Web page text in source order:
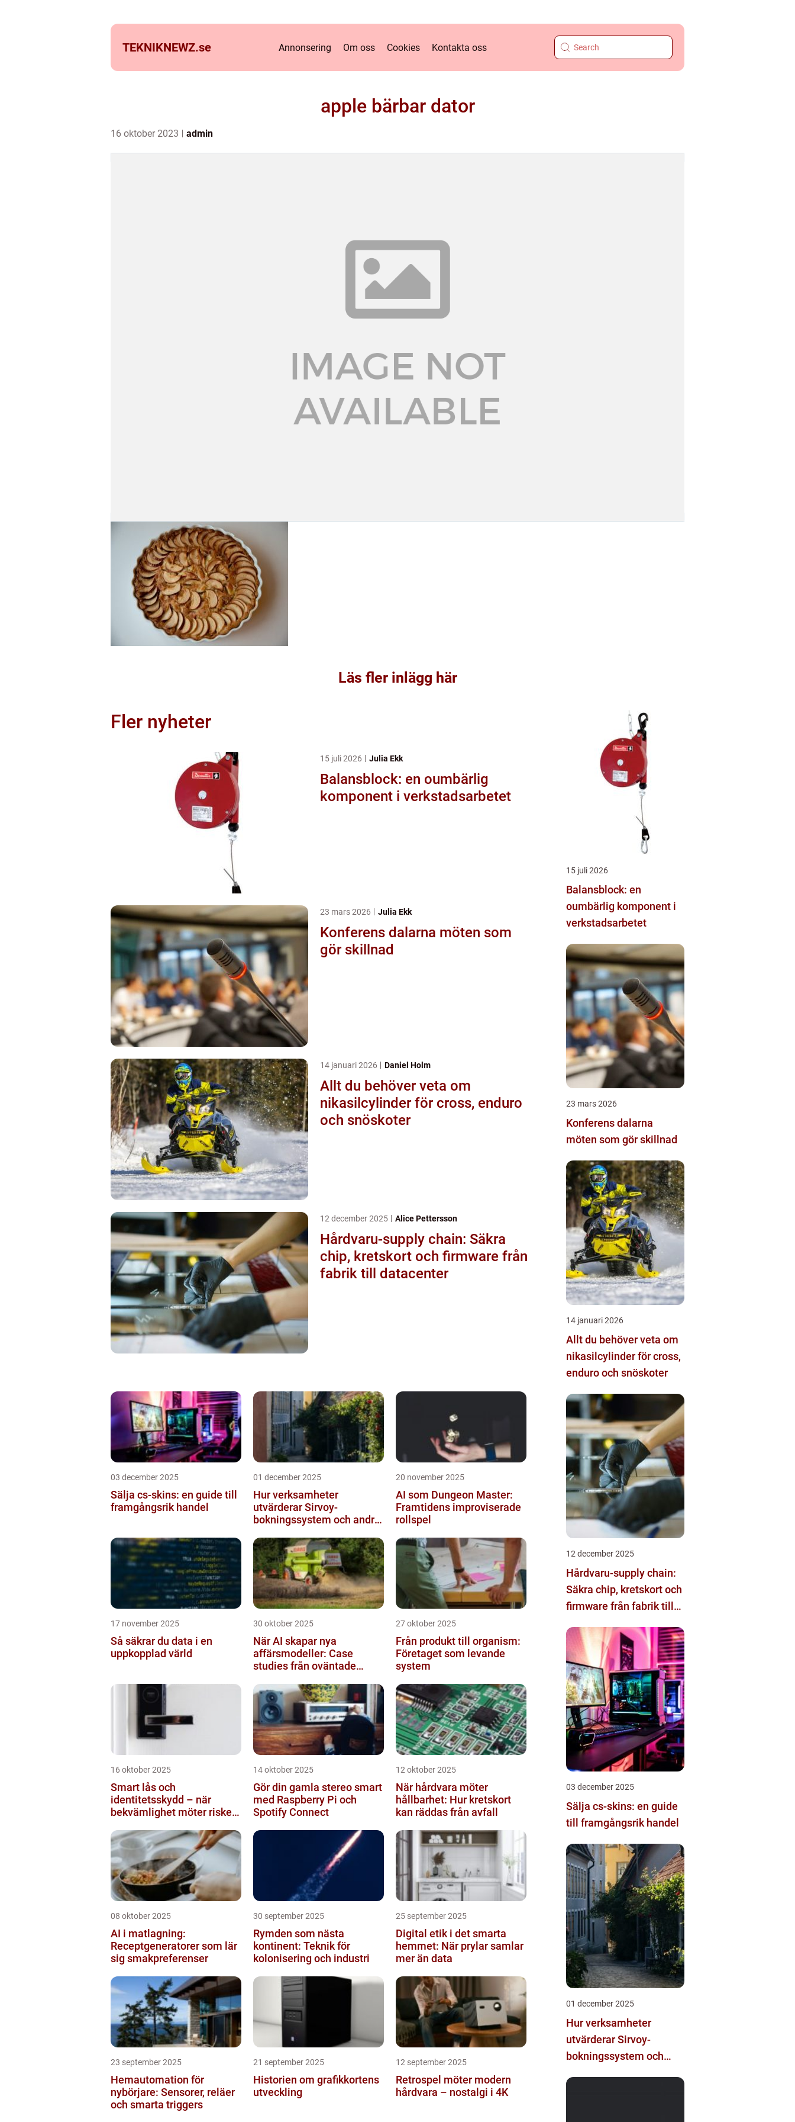
TEKNIKNEWZ.se Annonsering Om oss Cookies Kontakta oss
apple bärbar dator
16 oktober 2023 admin
Läs fler inlägg här
Fler nyheter
15 juli 2026 Julia Ekk
Balansblock: en oumbärlig
komponent i verkstadsarbetet
23 mars 2026 Julia Ekk
Konferens dalarna möten som
gör skillnad
14 januari 2026 Daniel Holm
Allt du behöver veta om
nikasilcylinder för cross, enduro
och snöskoter
12 december 2025 Alice Pettersson
Hårdvaru-supply chain: Säkra
chip, kretskort och firmware från
fabrik till datacenter
03 december 2025
Sälja cs-skins: en guide till
framgångsrik handel
01 december 2025
Hur verksamheter
utvärderar Sirvoy-
bokningssystem och andra
20 november 2025
AI som Dungeon Master:
Framtidens improviserade
rollspel
17 november 2025
Så säkrar du data i en
uppkopplad värld
30 oktober 2025
När AI skapar nya
affärsmodeller: Case
studies från oväntade
27 oktober 2025
Från produkt till organism:
Företaget som levande
system
16 oktober 2025
Smart lås och
identitetsskydd – när
bekvämlighet möter risker
14 oktober 2025
Gör din gamla stereo smart
med Raspberry Pi och
Spotify Connect
12 oktober 2025
När hårdvara möter
hållbarhet: Hur kretskort
kan räddas från avfall
08 oktober 2025
AI i matlagning:
Receptgeneratorer som lär
sig smakpreferenser
30 september 2025
Rymden som nästa
kontinent: Teknik för
kolonisering och industri
25 september 2025
Digital etik i det smarta
hemmet: När prylar samlar
mer än data
23 september 2025
Hemautomation för
nybörjare: Sensorer, reläer
och smarta triggers
21 september 2025
Historien om grafikkortens
utveckling
12 september 2025
Retrospel möter modern
hårdvara – nostalgi i 4K
15 juli 2026
Balansblock: en
oumbärlig komponent i
verkstadsarbetet
23 mars 2026
Konferens dalarna
möten som gör skillnad
14 januari 2026
Allt du behöver veta om
nikasilcylinder för cross,
enduro och snöskoter
12 december 2025
Hårdvaru-supply chain:
Säkra chip, kretskort och
firmware från fabrik till
03 december 2025
Sälja cs-skins: en guide
till framgångsrik handel
01 december 2025
Hur verksamheter
utvärderar Sirvoy-
bokningssystem och